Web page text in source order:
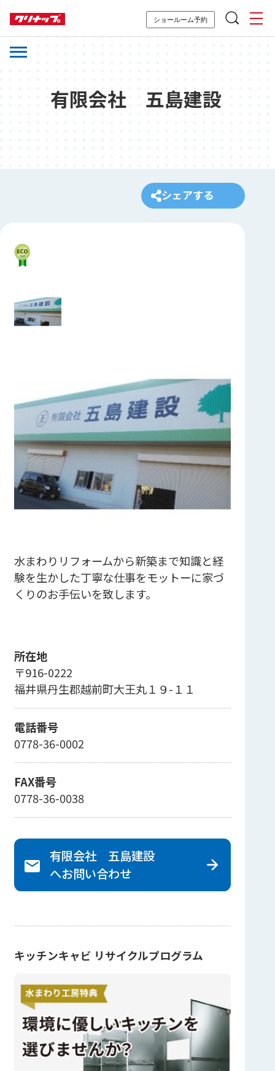
ショールーム予約
有限会社 五島建設
シェアする
水まわりリフォームから新築まで知識と経
験を生かした丁寧な仕事をモットーに家づ
くりのお手伝いを致します。
所在地
〒916-0222
福井県丹生郡越前町大王丸１９-１１
電話番号
0778-36-0002
FAX番号
0778-36-0038
有限会社 五島建設
へお問い合わせ
キッチンキャビ リサイクルプログラム